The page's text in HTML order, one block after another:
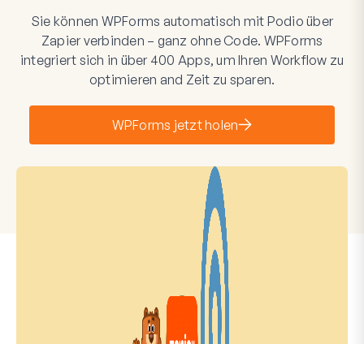
Sie können WPForms automatisch mit Podio über
Zapier verbinden – ganz ohne Code. WPForms
integriert sich in über 400 Apps, um Ihren Workflow zu
optimieren and Zeit zu sparen.
WPForms jetzt holen